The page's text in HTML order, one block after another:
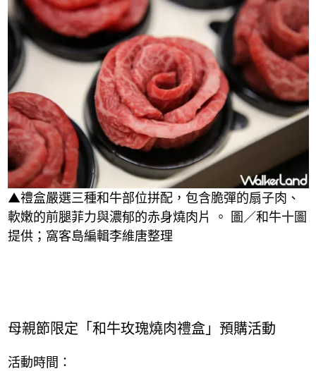
▲禮盒嚴選三種和牛部位拼配，包含脆彈的扇子肉、
軟嫩的前腿菲力與濃郁的赤身燒肉片 。 圖／和牛十圖
提供；窩客島編輯李維唐整理
母親節限定「和牛玫瑰燒肉禮盒」預購活動
活動時間：